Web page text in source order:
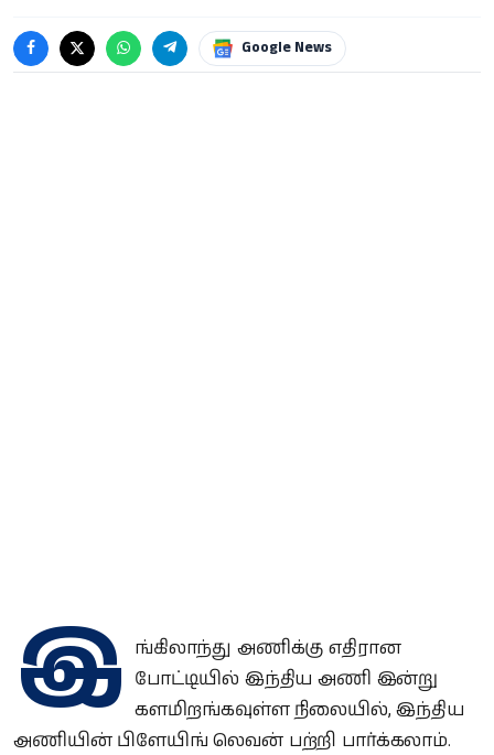
Google News
இ ங்கிலாந்து அணிக்கு எதிரான
போட்டியில் இந்திய அணி இன்று
களமிறங்கவுள்ள நிலையில், இந்திய
அணியின் பிளேயிங் லெவன் பற்றி பார்க்கலாம்.